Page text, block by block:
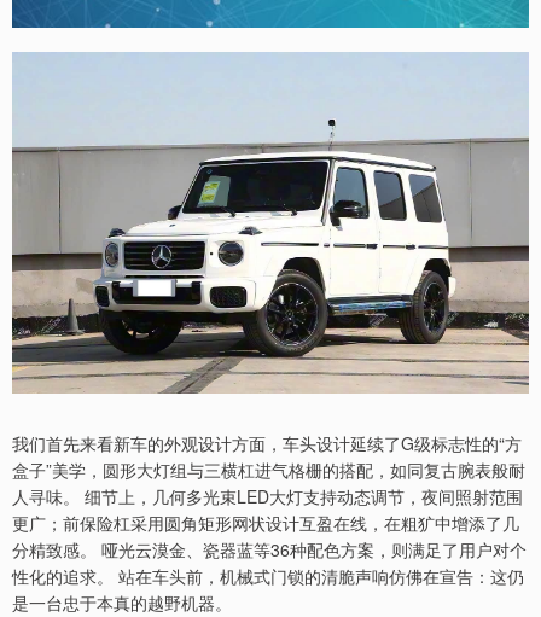
我们首先来看新车的外观设计方面，车头设计延续了G级标志性的“方
盒子”美学，圆形大灯组与三横杠进气格栅的搭配，如同复古腕表般耐
人寻味。 细节上，几何多光束LED大灯支持动态调节，夜间照射范围
更广；前保险杠采用圆角矩形网状设计互盈在线，在粗犷中增添了几
分精致感。 哑光云漠金、瓷器蓝等36种配色方案，则满足了用户对个
性化的追求。 站在车头前，机械式门锁的清脆声响仿佛在宣告：这仍
是一台忠于本真的越野机器。